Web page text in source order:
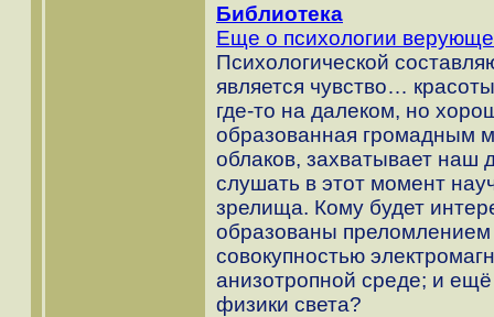
Библиотека
Еще о психологии
Психологической
является чувство…
где-то на далеком, но
образованная громадным
облаков, захватывает наш
слушать в этот момент
зрелища. Кому будет
образованы
совокупностью
анизотропной среде; и
физики света?